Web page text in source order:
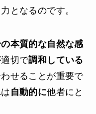
となるのです。
本質的な自然な感
切で調和している
せることが重要で
自動的に他者にと